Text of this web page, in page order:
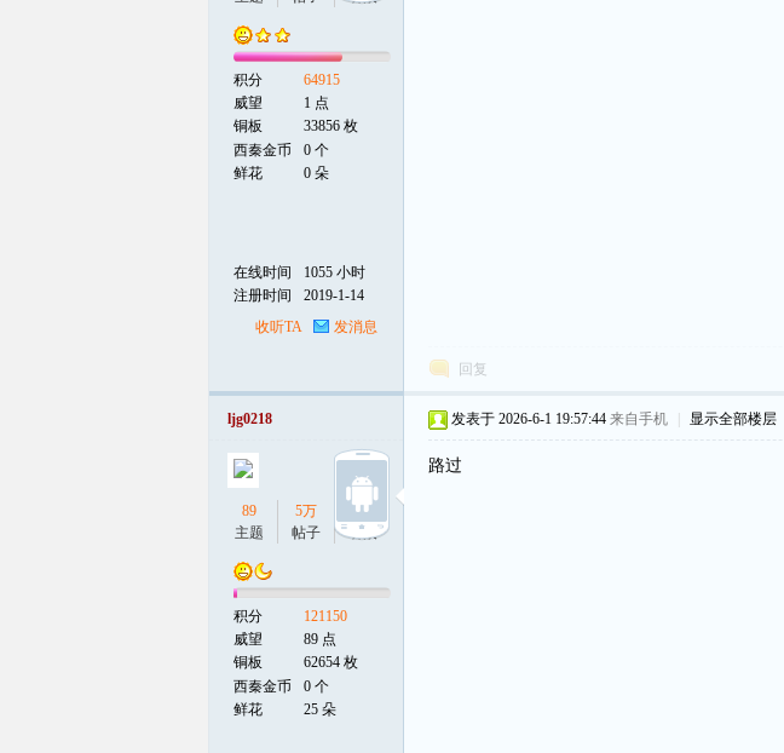
积分
64915
威望
1 点
铜板
33856 枚
西秦金币
0 个
鲜花
0 朵
在线时间
1055 小时
注册时间
2019-1-14
收听TA
发消息
回复
ljg0218
89
主题
5万
帖子
9
听众
积分
121150
威望
89 点
铜板
62654 枚
西秦金币
0 个
鲜花
25 朵
发表于 2026-6-1 19:57:44 来自手机 显示全部楼层
路过